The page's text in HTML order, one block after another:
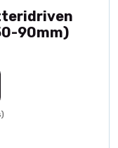
90mm)